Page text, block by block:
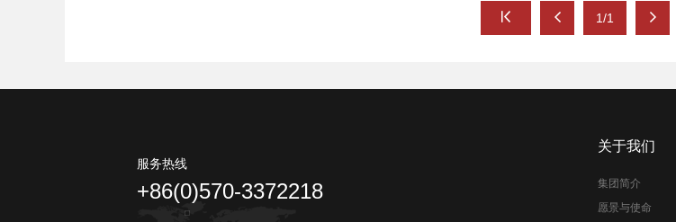
1/1
服务热线
+86(0)570-3372218
关于我们
集团简介
愿景与使命